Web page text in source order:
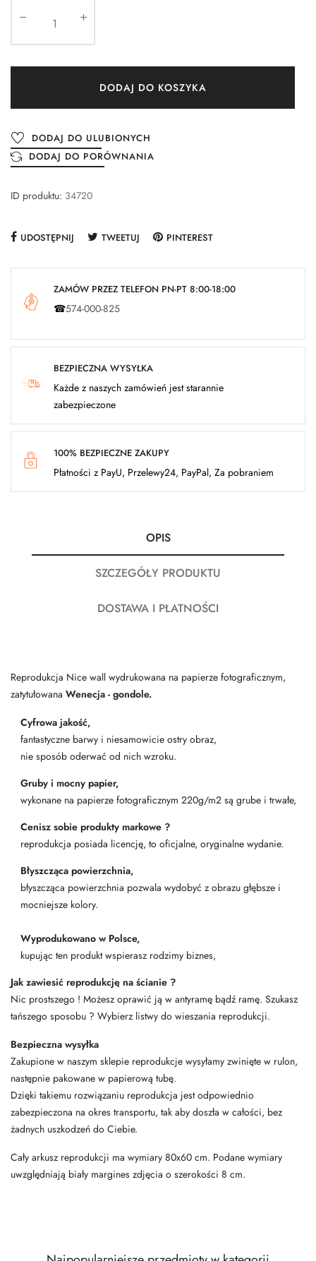
DODAJ DO KOSZYKA
DODAJ DO ULUBIONYCH
DODAJ DO PORÓWNANIA
ID produktu: 34720
UDOSTĘPNIJ TWEETUJ PINTEREST
ZAMÓW PRZEZ TELEFON PN-PT 8:00-18:00
☎574-000-825
BEZPIECZNA WYSYŁKA
Każde z naszych zamówień jest starannie
zabezpieczone
100% BEZPIECZNE ZAKUPY
Płatności z PayU, Przelewy24, PayPal, Za pobraniem
OPIS
SZCZEGÓŁY PRODUKTU
DOSTAWA I PŁATNOŚCI
Reprodukcja Nice wall wydrukowana na papierze fotograficznym,
zatytułowana Wenecja - gondole.
Cyfrowa jakość,
fantastyczne barwy i niesamowicie ostry obraz,
nie sposób oderwać od nich wzroku.
Gruby i mocny papier,
wykonane na papierze fotograficznym 220g/m2 są grube i trwałe,
Cenisz sobie produkty markowe ?
reprodukcja posiada licencję, to oficjalne, oryginalne wydanie.
Błyszcząca powierzchnia,
błyszcząca powierzchnia pozwala wydobyć z obrazu głębsze i
mocniejsze kolory.
Wyprodukowano w Polsce,
kupując ten produkt wspierasz rodzimy biznes,
Jak zawiesić reprodukcję na ścianie ?
Nic prostszego ! Możesz oprawić ją w antyramę bądź ramę. Szukasz
tańszego sposobu ? Wybierz listwy do wieszania reprodukcji.
Bezpieczna wysyłka
Zakupione w naszym sklepie reprodukcje wysyłamy zwinięte w rulon,
następnie pakowane w papierową tubę.
Dzięki takiemu rozwiązaniu reprodukcja jest odpowiednio
zabezpieczona na okres transportu, tak aby doszła w całości, bez
żadnych uszkodzeń do Ciebie.
Cały arkusz reprodukcji ma wymiary 80x60 cm. Podane wymiary
uwzględniają biały margines zdjęcia o szerokości 8 cm.